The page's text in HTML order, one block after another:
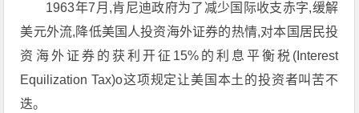
1963年7月,肯尼迪政府为了减少国际收支赤字,缓解
美元外流,降低美国人投资海外证券的热情,对本国居民投
资海外证券的获利开征15%的利息平衡税(Interest
Equilization Tax)o这项规定让美国本土的投资者叫苦不
迭。